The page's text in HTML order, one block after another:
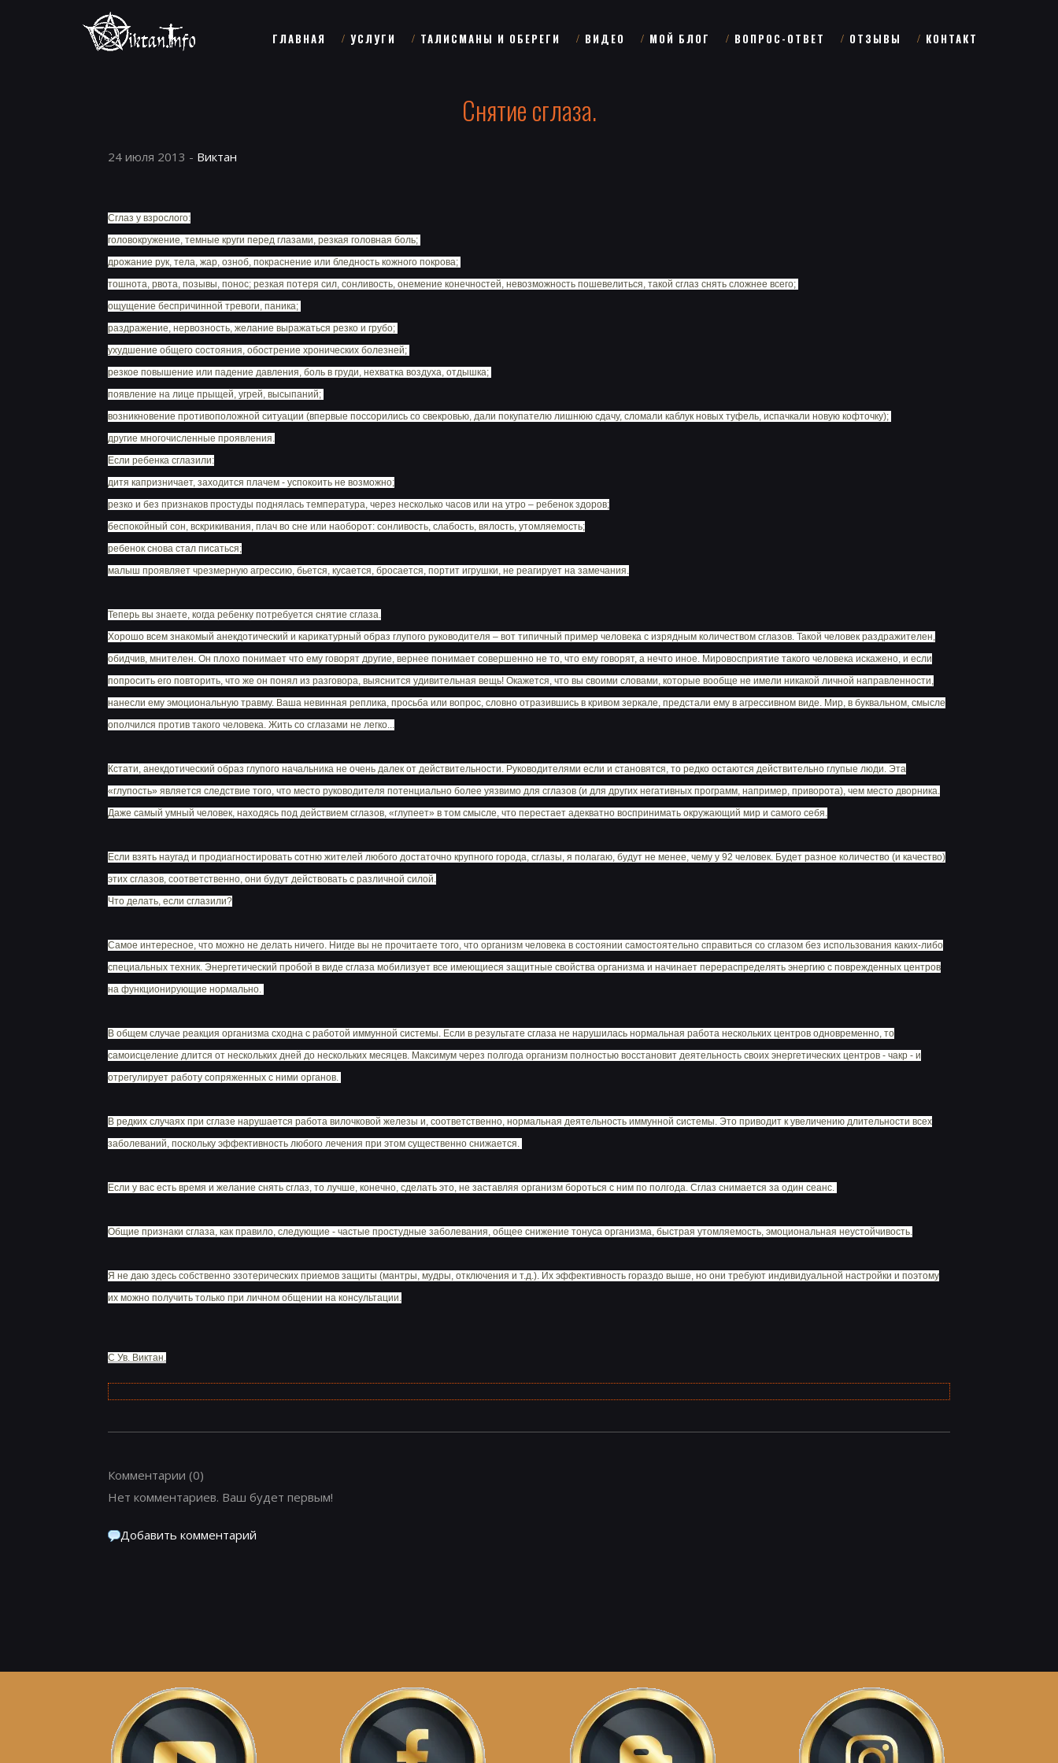
ГЛАВНАЯ УСЛУГИ ТАЛИСМАНЫ И ОБЕРЕГИ ВИДЕО МОЙ БЛОГ ВОПРОС-ОТВЕТ ОТЗЫВЫ КОНТАКТ
Снятие сглаза.
24 июля 2013 - Виктан
Сглаз у взрослого:
головокружение, темные круги перед глазами, резкая головная боль;
дрожание рук, тела, жар, озноб, покраснение или бледность кожного покрова;
тошнота, рвота, позывы, понос; резкая потеря сил, сонливость, онемение конечностей, невозможность пошевелиться, такой сглаз снять сложнее всего;
ощущение беспричинной тревоги, паника;
раздражение, нервозность, желание выражаться резко и грубо;
ухудшение общего состояния, обострение хронических болезней;
резкое повышение или падение давления, боль в груди, нехватка воздуха, отдышка;
появление на лице прыщей, угрей, высыпаний;
возникновение противоположной ситуации (впервые поссорились со свекровью, дали покупателю лишнюю сдачу, сломали каблук новых туфель, испачкали новую кофточку);
другие многочисленные проявления.
Если ребенка сглазили:
дитя капризничает, заходится плачем - успокоить не возможно;
резко и без признаков простуды поднялась температура, через несколько часов или на утро – ребенок здоров;
беспокойный сон, вскрикивания, плач во сне или наоборот: сонливость, слабость, вялость, утомляемость;
ребенок снова стал писаться;
малыш проявляет чрезмерную агрессию, бьется, кусается, бросается, портит игрушки, не реагирует на замечания.
Теперь вы знаете, когда ребенку потребуется снятие сглаза.
Хорошо всем знакомый анекдотический и карикатурный образ глупого руководителя – вот типичный пример человека с изрядным количеством сглазов. Такой человек раздражителен,
обидчив, мнителен. Он плохо понимает что ему говорят другие, вернее понимает совершенно не то, что ему говорят, а нечто иное. Мировосприятие такого человека искажено, и если
попросить его повторить, что же он понял из разговора, выяснится удивительная вещь! Окажется, что вы своими словами, которые вообще не имели никакой личной направленности,
нанесли ему эмоциональную травму. Ваша невинная реплика, просьба или вопрос, словно отразившись в кривом зеркале, предстали ему в агрессивном виде. Мир, в буквальном, смысле
ополчился против такого человека. Жить со сглазами не легко...
Кстати, анекдотический образ глупого начальника не очень далек от действительности. Руководителями если и становятся, то редко остаются действительно глупые люди. Эта
«глупость» является следствие того, что место руководителя потенциально более уязвимо для сглазов (и для других негативных программ, например, приворота), чем место дворника.
Даже самый умный человек, находясь под действием сглазов, «глупеет» в том смысле, что перестает адекватно воспринимать окружающий мир и самого себя.
Если взять наугад и продиагностировать сотню жителей любого достаточно крупного города, сглазы, я полагаю, будут не менее, чему у 92 человек. Будет разное количество (и качество)
этих сглазов, соответственно, они будут действовать с различной силой.
Что делать, если сглазили?
Самое интересное, что можно не делать ничего. Нигде вы не прочитаете того, что организм человека в состоянии самостоятельно справиться со сглазом без использования каких-либо
специальных техник. Энергетический пробой в виде сглаза мобилизует все имеющиеся защитные свойства организма и начинает перераспределять энергию с поврежденных центров
на функционирующие нормально.
В общем случае реакция организма сходна с работой иммунной системы. Если в результате сглаза не нарушилась нормальная работа нескольких центров одновременно, то
самоисцеление длится от нескольких дней до нескольких месяцев. Максимум через полгода организм полностью восстановит деятельность своих энергетических центров - чакр - и
отрегулирует работу сопряженных с ними органов.
В редких случаях при сглазе нарушается работа вилочковой железы и, соответственно, нормальная деятельность иммунной системы. Это приводит к увеличению длительности всех
заболеваний, поскольку эффективность любого лечения при этом существенно снижается.
Если у вас есть время и желание снять сглаз, то лучше, конечно, сделать это, не заставляя организм бороться с ним по полгода. Сглаз снимается за один сеанс.
Общие признаки сглаза, как правило, следующие - частые простудные заболевания, общее снижение тонуса организма, быстрая утомляемость, эмоциональная неустойчивость.
Я не даю здесь собственно эзотерических приемов защиты (мантры, мудры, отключения и т.д.). Их эффективность гораздо выше, но они требуют индивидуальной настройки и поэтому
их можно получить только при личном общении на консультации.
С Ув. Виктан.
Комментарии (0)
Нет комментариев. Ваш будет первым!
Добавить комментарий